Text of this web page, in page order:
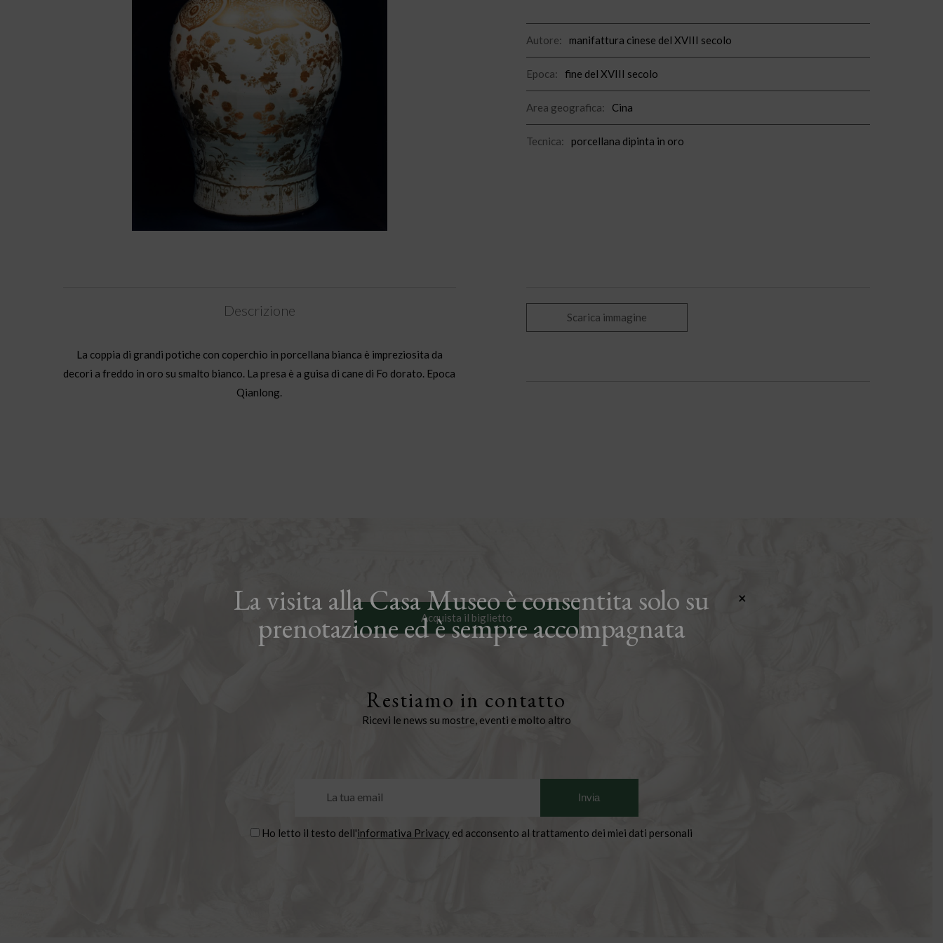
Autore: manifattura cinese del XVIII secolo
Epoca: fine del XVIII secolo
Area geografica: Cina
Tecnica: porcellana dipinta in oro
Descrizione
La coppia di grandi potiche con coperchio in porcellana bianca è impreziosita da
decori a freddo in oro su smalto bianco. La presa è a guisa di cane di Fo dorato. Epoca
Qianlong.
Scarica immagine
Acquista il biglietto
Restiamo in contatto
Ricevi le news su mostre, eventi e molto altro
Ho letto il testo dell'informativa Privacy ed acconsento al trattamento dei miei dati personali
La visita alla Casa Museo è consentita solo su
prenotazione ed è sempre accompagnata
×